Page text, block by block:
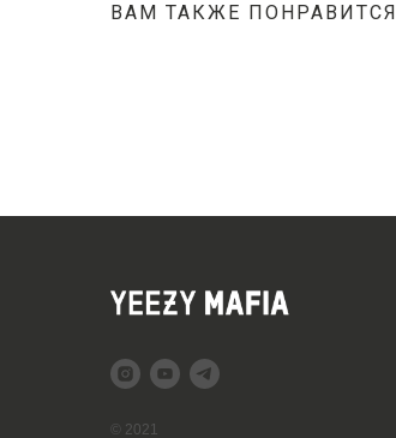
ВАМ ТАКЖЕ ПОНРАВИТСЯ
© 2021